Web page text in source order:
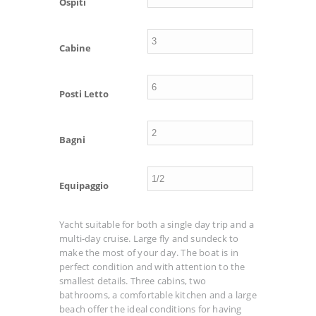
Cabine
Posti Letto
Bagni
Equipaggio
Yacht suitable for both a single day trip and a
multi-day cruise. Large fly and sundeck to
make the most of your day. The boat is in
perfect condition and with attention to the
smallest details. Three cabins, two
bathrooms, a comfortable kitchen and a large
beach offer the ideal conditions for having